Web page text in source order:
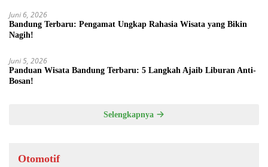
Juni 6, 2026
Bandung Terbaru: Pengamat Ungkap Rahasia Wisata yang Bikin
Nagih!
Juni 5, 2026
Panduan Wisata Bandung Terbaru: 5 Langkah Ajaib Liburan Anti-
Bosan!
Selengkapnya
Otomotif